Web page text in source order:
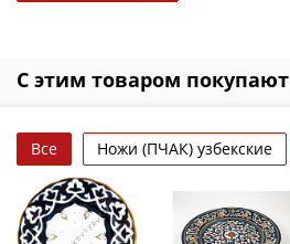
С этим товаром покупают
Все Ножи (ПЧАК) узбекские